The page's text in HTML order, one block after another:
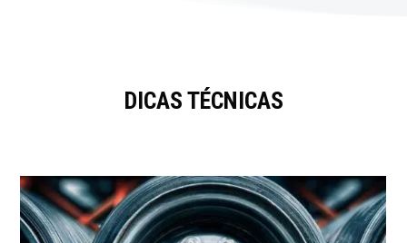
DICAS TÉCNICAS